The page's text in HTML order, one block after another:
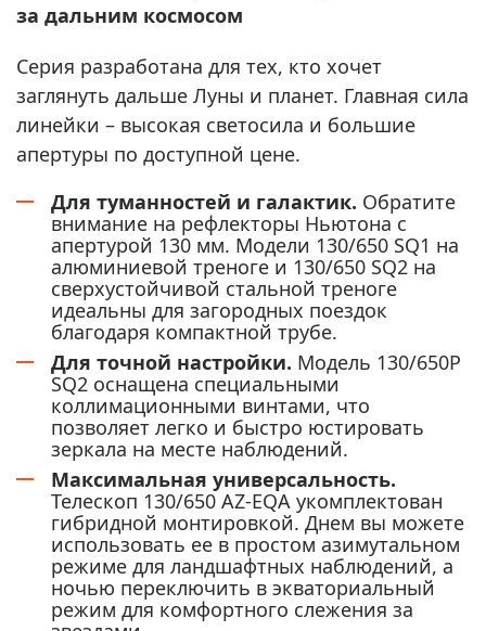
за дальним космосом
Серия разработана для тех, кто хочет
заглянуть дальше Луны и планет. Главная сила
линейки – высокая светосила и большие
апертуры по доступной цене.
Для туманностей и галактик. Обратите
внимание на рефлекторы Ньютона с
апертурой 130 мм. Модели 130/650 SQ1 на
алюминиевой треноге и 130/650 SQ2 на
сверхустойчивой стальной треноге
идеальны для загородных поездок
благодаря компактной трубе.
Для точной настройки. Модель 130/650P
SQ2 оснащена специальными
коллимационными винтами, что
позволяет легко и быстро юстировать
зеркала на месте наблюдений.
Максимальная универсальность.
Телескоп 130/650 AZ-EQA укомплектован
гибридной монтировкой. Днем вы можете
использовать ее в простом азимутальном
режиме для ландшафтных наблюдений, а
ночью переключить в экваториальный
режим для комфортного слежения за